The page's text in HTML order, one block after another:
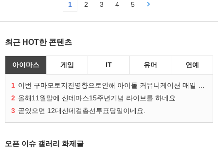
1 2 3 4 5
최근 HOT한 콘텐츠
아이마스 게임 IT 유머 연예
1
이번 구마모토지진영향으로인해 아이돌 커뮤니케이션 매일 게시물이 중단된다고하네요ㅠ
2 올해11월말에 신데마스15주년기념 라이브를 하네요
3 곧있으면 12대신데걸총선투표당일이네요.
오픈 이슈 갤러리 화제글